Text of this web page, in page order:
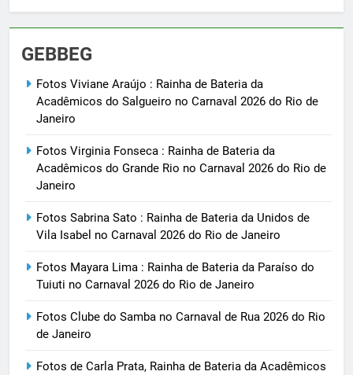
GEBBEG
Fotos Viviane Araújo : Rainha de Bateria da
Acadêmicos do Salgueiro no Carnaval 2026 do Rio de
Janeiro
Fotos Virginia Fonseca : Rainha de Bateria da
Acadêmicos do Grande Rio no Carnaval 2026 do Rio de
Janeiro
Fotos Sabrina Sato : Rainha de Bateria da Unidos de
Vila Isabel no Carnaval 2026 do Rio de Janeiro
Fotos Mayara Lima : Rainha de Bateria da Paraíso do
Tuiuti no Carnaval 2026 do Rio de Janeiro
Fotos Clube do Samba no Carnaval de Rua 2026 do Rio
de Janeiro
Fotos de Carla Prata, Rainha de Bateria da Acadêmicos